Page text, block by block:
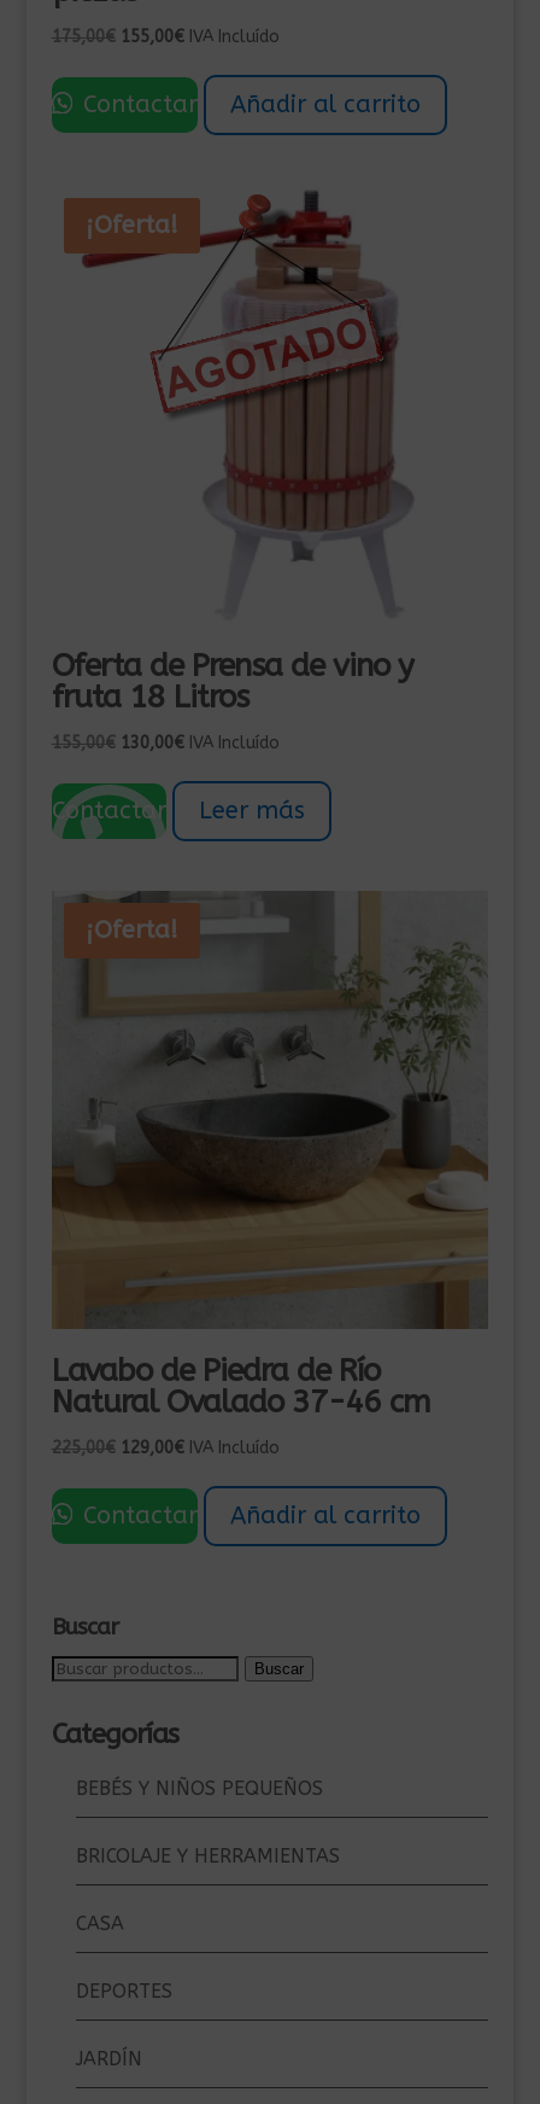
175,00€ El
original
era:
155,00€El
actual
es:
IVA Incluído
Contactar Añadir al carrito
¡Oferta!
Oferta de Prensa de vino y
fruta 18 Litros
155,00€ El
original
era:
130,00€El
actual
es:
IVA Incluído
Contactar Leer más
¡Oferta!
Lavabo de Piedra de Río
Natural Ovalado 37-46 cm
225,00€ El
original
era:
129,00€El
actual
es:
IVA Incluído
Contactar Añadir al carrito
Buscar
Buscar
Buscar
Categorías
BEBÉS Y NIÑOS PEQUEÑOS
BRICOLAJE Y HERRAMIENTAS
CASA
DEPORTES
JARDÍN